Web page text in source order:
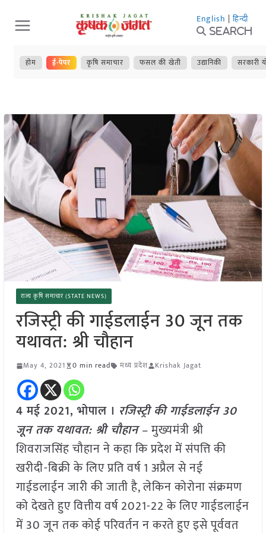
Skip
to
content
English | हिन्दी
Search
होम ई-पेपर कृषि समाचार फसल की खेती उद्यानिकी सरकारी
राज्य कृषि समाचार (STATE NEWS)
रजिस्ट्री की गाईडलाईन 30 जून तक
यथावत: श्री चौहान
May 4, 2021 0 min read मध्य प्रदेश Krishak Jagat
4 मई 2021, भोपाल । रजिस्ट्री की गाईडलाईन 30
जून तक यथावत: श्री चौहान – मुख्यमंत्री श्री
शिवराजसिंह चौहान ने कहा कि प्रदेश में संपत्ति की
खरीदी-बिक्री के लिए प्रति वर्ष 1 अप्रैल से नई
गाईडलाईन जारी की जाती है, लेकिन कोरोना संक्रमण
को देखते हुए वित्तीय वर्ष 2021-22 के लिए गाईडलाईन
में 30 जून तक कोई परिवर्तन न करते हुए इसे पूर्ववत